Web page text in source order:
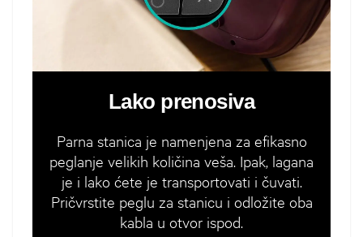
Lako prenosiva
Parna stanica je namenjena za efikasno
peglanje velikih količina veša. Ipak, lagana
je i lako ćete je transportovati i čuvati.
Pričvrstite peglu za stanicu i odložite oba
kabla u otvor ispod.